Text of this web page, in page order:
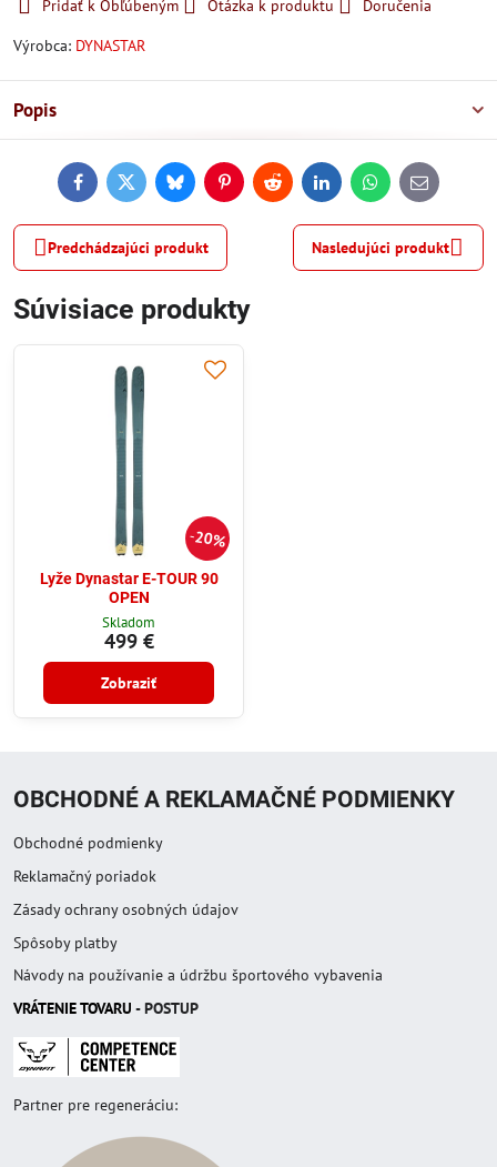
Pridať k Obľúbeným Otázka k produktu
Doručenia
Výrobca: DYNASTAR
Popis
FacebookTwitterBlueskyPinterestReddit LinkedInWhatsApp
E-
mail
Predchádzajúci produkt Nasledujúci produkt
Súvisiace produkty
20%
Lyže Dynastar E-TOUR 90
OPEN
Skladom
499 €
Zobraziť
OBCHODNÉ A REKLAMAČNÉ PODMIENKY
Obchodné podmienky
Reklamačný poriadok
Zásady ochrany osobných údajov
Spôsoby platby
Návody na používanie a údržbu športového vybavenia
VRÁTENIE TOVARU - POSTUP
Partner pre regeneráciu: